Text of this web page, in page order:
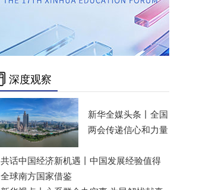
深度观察
新华全媒头条丨 全国
两会传递信心和力量
共话中国经济新机遇丨中国发展经验值得
全球南方国家借鉴